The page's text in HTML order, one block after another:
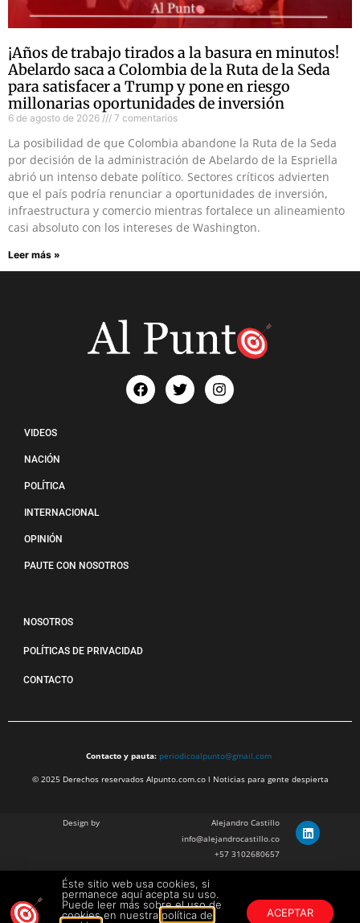
¡Años de trabajo tirados a la basura en minutos!
Abelardo saca a Colombia de la Ruta de la Seda
para satisfacer a Trump y pone en riesgo
millonarias oportunidades de inversión
6 de agosto de 2026 7 comentarios
La posibilidad de que Colombia abandone la Ruta de la Seda
por decisión de la administración de Abelardo de la Espriella
abrió un intenso debate político. Sectores críticos advierten
que el país podría renunciar a oportunidades de inversión,
infraestructura y comercio mientras fortalece un alineamiento
casi absoluto con los intereses de Washington.
Leer más »
VIDEOS
NACIÓN
POLÍTICA
INTERNACIONAL
OPINIÓN
PAUTE CON NOSOTROS
NOSOTROS
POLÍTICAS DE PRIVACIDAD
CONTACTO
Contacto y pauta: periodicoalpunto@gmail.com
© 2025 Derechos reservados Alpunto.com.co l Noticias para gente despierta
Design by
Alejandro Castillo
info@alejandrocastillo.co
+57 3102680657
Julian Barragan Verano
julbarg@gmail.com
+57 312 308 9218
Éste sitio web usa cookies, si
permanece aquí acepta su uso.
Puede leer más sobre el uso de
cookies en nuestra política de
ACEPTAR